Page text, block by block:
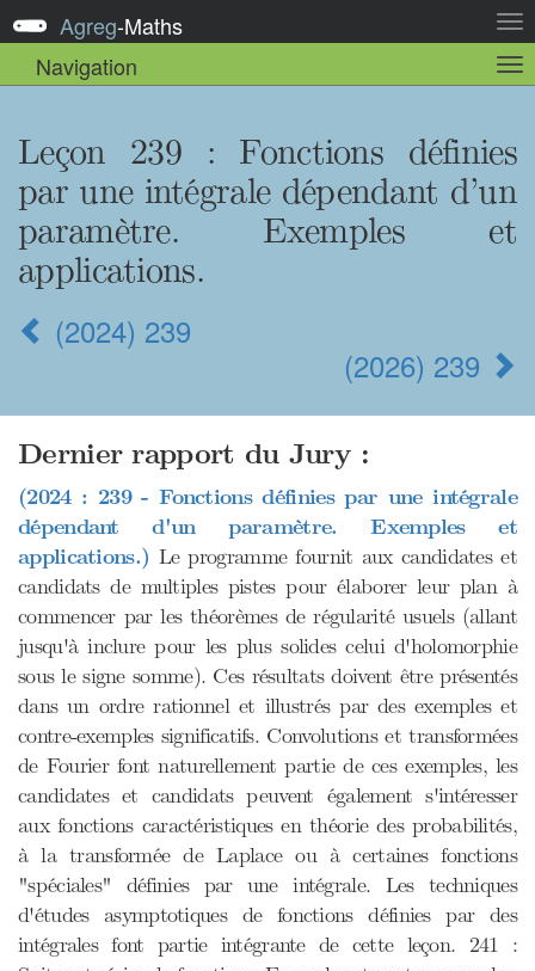
la
Agreg-Maths
Navigation
la
Leçon 239 : Fonctions définies
par une intégrale dépendant d’un
paramètre. Exemples et
applications.
(2024) 239
(2026) 239
Dernier rapport du Jury :
(2024 : 239 - Fonctions définies par une intégrale
dépendant d'un paramètre. Exemples et
applications.) Le programme fournit aux candidates et
candidats de multiples pistes pour élaborer leur plan à
commencer par les théorèmes de régularité usuels (allant
jusqu'à inclure pour les plus solides celui d'holomorphie
sous le signe somme). Ces résultats doivent être présentés
dans un ordre rationnel et illustrés par des exemples et
contre-exemples significatifs. Convolutions et transformées
de Fourier font naturellement partie de ces exemples, les
candidates et candidats peuvent également s'intéresser
aux fonctions caractéristiques en théorie des probabilités,
à la transformée de Laplace ou à certaines fonctions
"spéciales" définies par une intégrale. Les techniques
d'études asymptotiques de fonctions définies par des
intégrales font partie intégrante de cette leçon. 241 :